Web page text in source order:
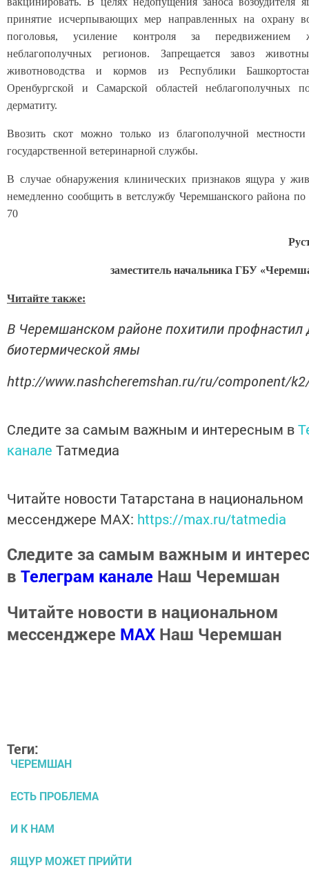
принятие исчерпывающих мер направленных на охрану
поголовья, усиление контроля за передвижением
неблагополучных регионов. Запрещается завоз
животноводства и кормов из Республики
Оренбургской и Самарской областей неблагополучных
дерматиту.
Ввозить скот можно только из благополучной
государственной ветеринарной службы.
В случае обнаружения клинических признаков ящура у
немедленно сообщить в ветслужбу Черемшанского района по
70
заместитель начальника ГБУ
Читайте также:
В Черемшанском районе похитили профнастил
биотермической ямы
http://www.nashcheremshan.ru/ru/component/
Следите за самым важным и интересным в
канале Татмедиа
Читайте новости Татарстана в национальном
мессенджере MАХ: https://max.ru/tatmedia
Следите за самым важным и
в Телеграм канале Наш Черемшан
Читайте новости в национальном
мессенджере MАХ Наш Черемшан
Теги:
ЧЕРЕМШАН
ЕСТЬ ПРОБЛЕМА
И К НАМ
ЯЩУР МОЖЕТ ПРИЙТИ